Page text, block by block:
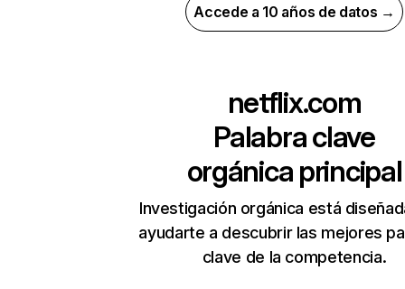
Accede a 10 años de datos →
netflix.com
Palabra clave
orgánica principal
Investigación orgánica está
ayudarte a descubrir las mejores
clave de la competencia.